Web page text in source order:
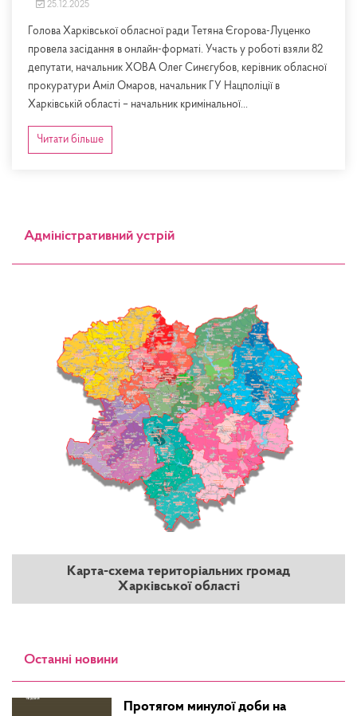
25.12.2025
Голова Харківської обласної ради Тетяна Єгорова-Луценко
провела засідання в онлайн-форматі. Участь у роботі взяли 82
депутати, начальник ХОВА Олег Синєгубов, керівник обласної
прокуратури Аміл Омаров, начальник ГУ Нацполіції в
Харківській області – начальник кримінальної...
Читати більше
Адміністративний устрій
Карта-схема територіальних громад
Харківської області
Останні новини
Протягом минулої доби на